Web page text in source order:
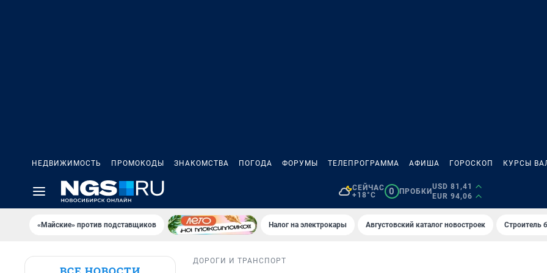
НЕДВИЖИМОСТЬ ПРОМОКОДЫ ЗНАКОМСТВА ПОГОДА ФОРУМЫ ТЕЛЕПРОГРАММА АФИША ГОРОСКОП КУРСЫ
СЕЙЧАС
+18°C
0 ПРОБКИ
USD 81,41
EUR 94,06
«Майские» против подставщиков Налог на электрокары Августовский каталог новостроек Строитель
ДОРОГИ И ТРАНСПОРТ